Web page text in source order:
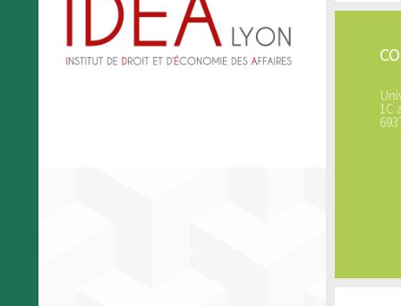
1C